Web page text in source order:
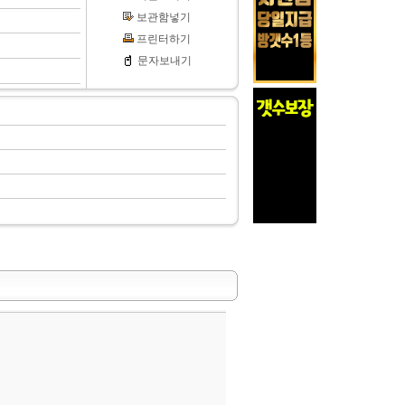
보관함넣기
프린터하기
문자보내기